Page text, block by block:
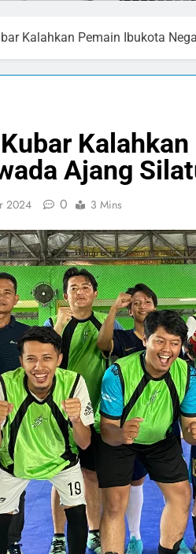
Kalahkan Pemain Ibukota
Ajang
2024 0 3 Mins